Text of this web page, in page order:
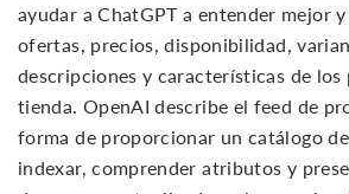
ayudar a ChatGPT a entender mejor
ofertas, precios, disponibilidad,
descripciones y características de los
tienda. OpenAI describe el feed de
forma de proporcionar un catálogo
indexar, comprender atributos y